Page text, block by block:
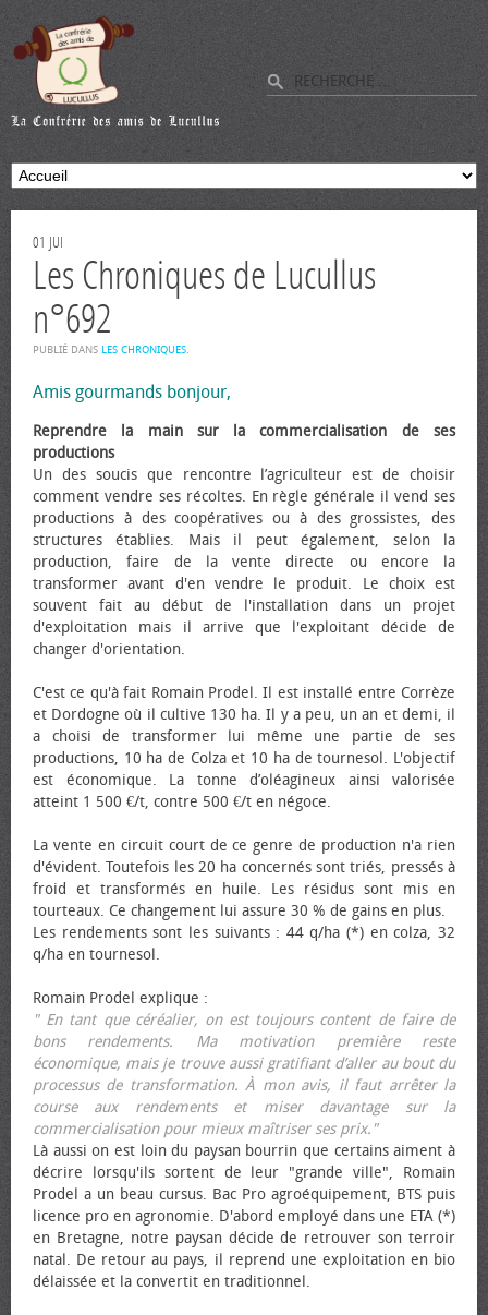
01 JUI
Les Chroniques de Lucullus
n°692
PUBLIÉ DANS LES CHRONIQUES.
Amis gourmands bonjour,
Reprendre la main sur la commercialisation de ses
productions
Un des soucis que rencontre l’agriculteur est de choisir
comment vendre ses récoltes. En règle générale il vend ses
productions à des coopératives ou à des grossistes, des
structures établies. Mais il peut également, selon la
production, faire de la vente directe ou encore la
transformer avant d'en vendre le produit. Le choix est
souvent fait au début de l'installation dans un projet
d'exploitation mais il arrive que l'exploitant décide de
changer d'orientation.
C'est ce qu'à fait Romain Prodel. Il est installé entre Corrèze
et Dordogne où il cultive 130 ha. Il y a peu, un an et demi, il
a choisi de transformer lui même une partie de ses
productions, 10 ha de Colza et 10 ha de tournesol. L'objectif
est économique. La tonne d’oléagineux ainsi valorisée
atteint 1 500 €/t, contre 500 €/t en négoce.
La vente en circuit court de ce genre de production n'a rien
d'évident. Toutefois les 20 ha concernés sont triés, pressés à
froid et transformés en huile. Les résidus sont mis en
tourteaux. Ce changement lui assure 30 % de gains en plus.
Les rendements sont les suivants : 44 q/ha (*) en colza, 32
q/ha en tournesol.
Romain Prodel explique :
" En tant que céréalier, on est toujours content de faire de
bons rendements. Ma motivation première reste
économique, mais je trouve aussi gratifiant d’aller au bout du
processus de transformation. À mon avis, il faut arrêter la
course aux rendements et miser davantage sur la
commercialisation pour mieux maîtriser ses prix."
Là aussi on est loin du paysan bourrin que certains aiment à
décrire lorsqu'ils sortent de leur "grande ville", Romain
Prodel a un beau cursus. Bac Pro agroéquipement, BTS puis
licence pro en agronomie. D'abord employé dans une ETA (*)
en Bretagne, notre paysan décide de retrouver son terroir
natal. De retour au pays, il reprend une exploitation en bio
délaissée et la convertit en traditionnel.